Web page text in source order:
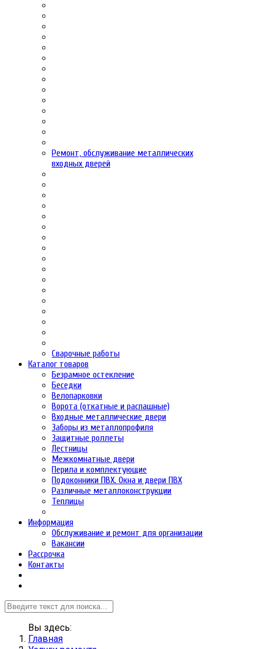
Ремонт, обслуживание металлических
входных дверей
Сварочные работы
Каталог товаров
Безрамное остекление
Беседки
Велопарковки
Ворота (откатные и распашные)
Входные металлические двери
Заборы из металлопрофиля
Защитные роллеты
Лестницы
Межкомнатные двери
Перила и комплектующие
Подоконники ПВХ. Окна и двери ПВХ
Различные металлоконструкции
Теплицы
Информация
Обслуживание и ремонт для организации
Вакансии
Рассрочка
Контакты
Вы здесь:
Главная